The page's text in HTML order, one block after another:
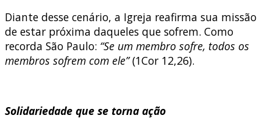
Diante desse cenário, a Igreja reafirma sua missão
de estar próxima daqueles que sofrem. Como
recorda São Paulo: “Se um membro sofre, todos os
membros sofrem com ele”(1Cor 12,26).
Solidariedade que se torna ação